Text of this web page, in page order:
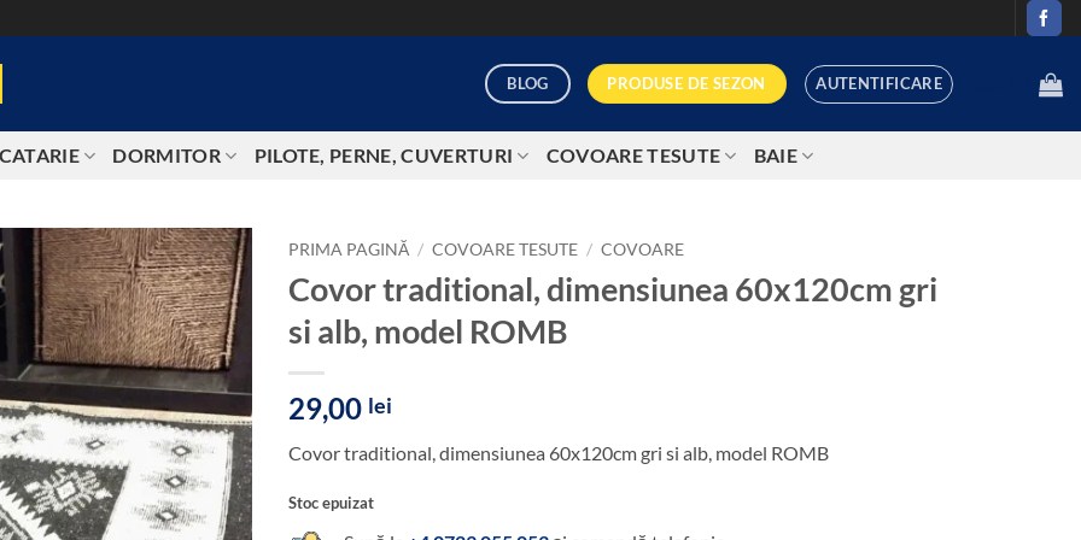
BLOG PRODUSE DE SEZON AUTENTIFICARE
DORMITOR PILOTE, PERNE, CUVERTURI COVOARE TESUTE BAIE
Add to
wishlist
PRIMA PAGINĂ / COVOARE TESUTE / COVOARE
Covor traditional, dimensiunea 60x120cm gri
si alb, model ROMB
29,00 lei
Covor traditional, dimensiunea 60x120cm gri si alb, model ROMB
Stoc epuizat